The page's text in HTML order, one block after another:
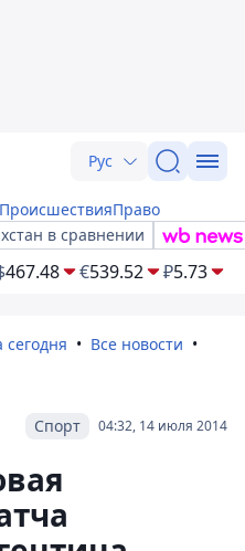
Рус
ПроисшествияПраво
в сравнении
467.48 €539.52 ₽5.73
Все новости
04:32, 14 июля 2014
Спорт